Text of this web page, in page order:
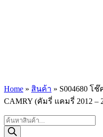
Home » สินค้า » S004680 โ
CAMRY (คัมรี่ แคมรี่ 2012 –
Products
search